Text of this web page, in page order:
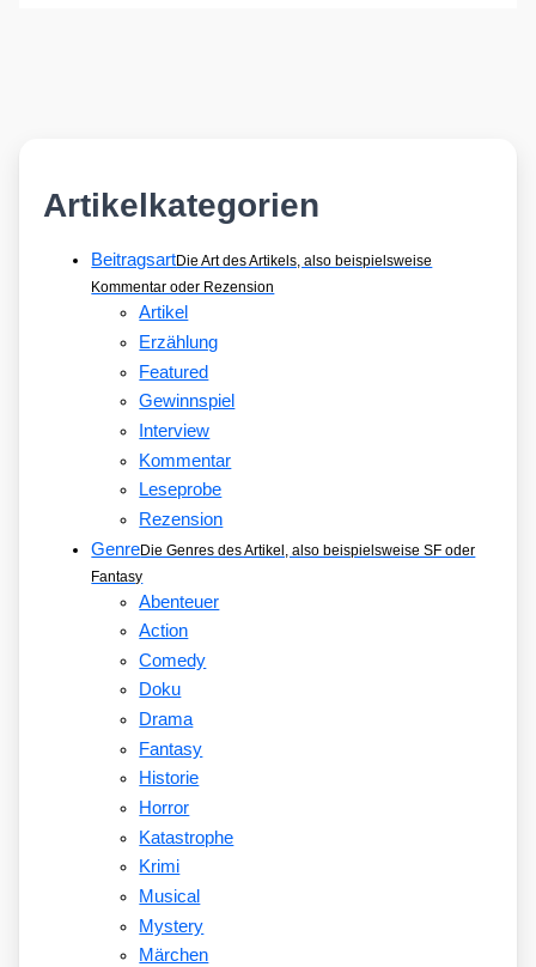
Artikelkategorien
BeitragsartDie Art des Artikels, also beispielsweise
Kommentar oder Rezension
Artikel
Erzählung
Featured
Gewinnspiel
Interview
Kommentar
Leseprobe
Rezension
GenreDie Genres des Artikel, also beispielsweise SF oder
Fantasy
Abenteuer
Action
Comedy
Doku
Drama
Fantasy
Historie
Horror
Katastrophe
Krimi
Musical
Mystery
Märchen